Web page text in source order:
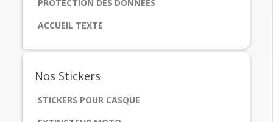
PROTECTION DES DONNÉES
ACCUEIL TEXTE
Nos Stickers
STICKERS POUR CASQUE